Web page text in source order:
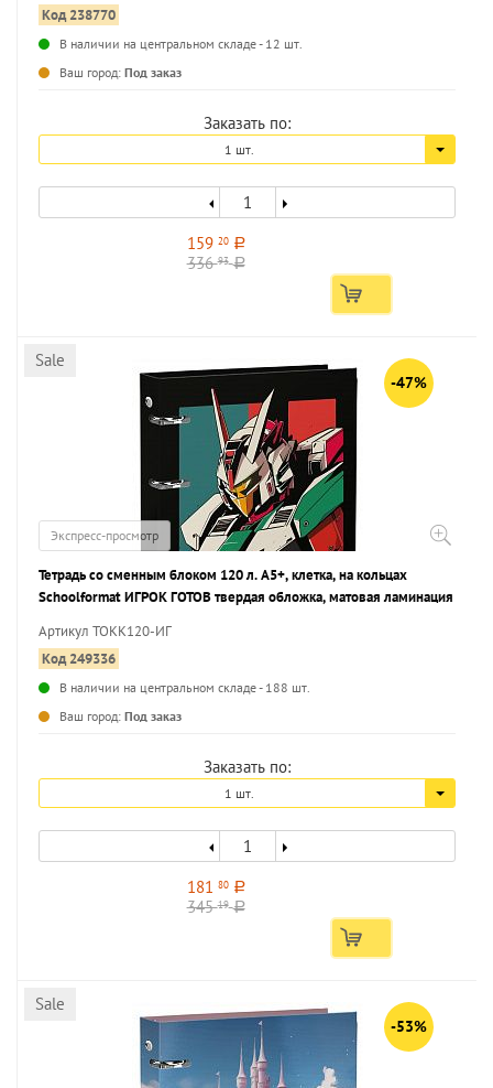
Код 238770
В наличии на центральном складе - 12 шт.
Ваш город: Под заказ
Заказать по:
1 шт.
159 20 a
33693 a
Sale
-47%
Экспресс-просмотр
Тетрадь со сменным блоком 120 л. А5+, клетка, на кольцах
Schoolformat ИГРОК ГОТОВ твердая обложка, матовая ламинация
Артикул ТОКК120-ИГ
Код 249336
В наличии на центральном складе - 188 шт.
Ваш город: Под заказ
Заказать по:
1 шт.
181 80 a
34519 a
Sale
-53%